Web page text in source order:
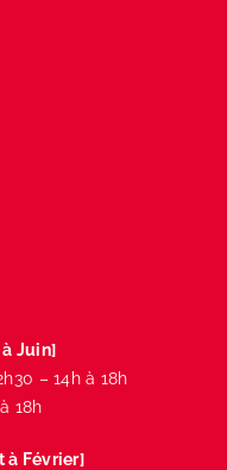
à Juin]
– 14h à 18h
18h
à Février]